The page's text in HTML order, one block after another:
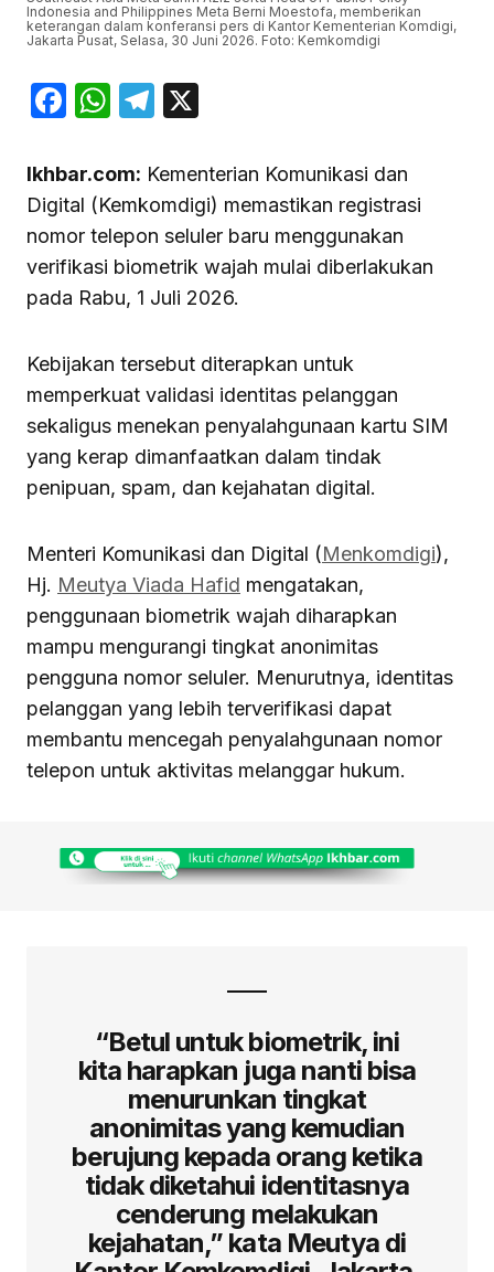
Indonesia and Philippines Meta Berni Moestofa, memberikan
keterangan dalam konferansi pers di Kantor Kementerian Komdigi,
Jakarta Pusat, Selasa, 30 Juni 2026. Foto: Kemkomdigi
Facebook
WhatsApp
Telegram
Ikhbar.com: Kementerian Komunikasi dan
Digital (Kemkomdigi) memastikan registrasi
nomor telepon seluler baru menggunakan
verifikasi biometrik wajah mulai diberlakukan
pada Rabu, 1 Juli 2026.
Kebijakan tersebut diterapkan untuk
memperkuat validasi identitas pelanggan
sekaligus menekan penyalahgunaan kartu SIM
yang kerap dimanfaatkan dalam tindak
penipuan, spam, dan kejahatan digital.
Menteri Komunikasi dan Digital (Menkomdigi),
Hj. Meutya Viada Hafid mengatakan,
penggunaan biometrik wajah diharapkan
mampu mengurangi tingkat anonimitas
pengguna nomor seluler. Menurutnya, identitas
pelanggan yang lebih terverifikasi dapat
membantu mencegah penyalahgunaan nomor
telepon untuk aktivitas melanggar hukum.
“Betul untuk biometrik, ini
kita harapkan juga nanti bisa
menurunkan tingkat
anonimitas yang kemudian
berujung kepada orang ketika
tidak diketahui identitasnya
cenderung melakukan
kejahatan,” kata Meutya di